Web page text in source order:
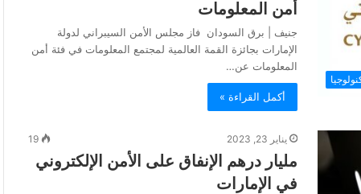
أمن المعلومات
جنيف | برق السودان فاز مجلس الأمن السيبراني لدولة
الإمارات بجائزة القمة العالمية لمجتمع المعلومات في فئة أمن
المعلومات عن…
أكمل القراءة »
يناير 23, 2023 19
مليار درهم الإنفاق على الأمن الإلكتروني
في الإمارات